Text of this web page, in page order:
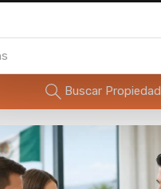
Buscar Propiedad